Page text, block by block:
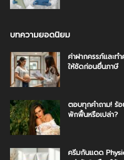
บทความยอดนิยม
ค่าฝากครรภ์และท
ให้ชัดก่อนยื่นภาษี
ตอบทุกคำถาม! ร้อ
พักฟื้นหรือเปล่า?
ครีมกันแดด